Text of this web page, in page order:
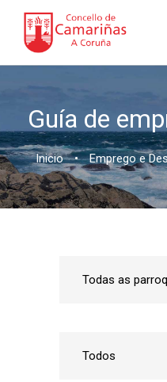
Guía de
Inicio • Emprego e